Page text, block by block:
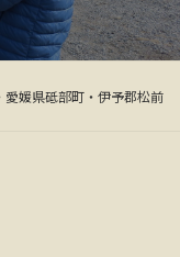
愛媛県砥部町・伊予郡松前